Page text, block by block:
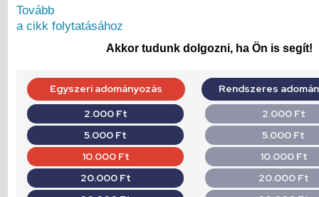
Tovább
a cikk folytatásához
Akkor tudunk dolgozni, ha Ön is segít!